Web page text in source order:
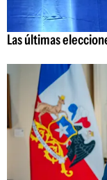
Las últimas